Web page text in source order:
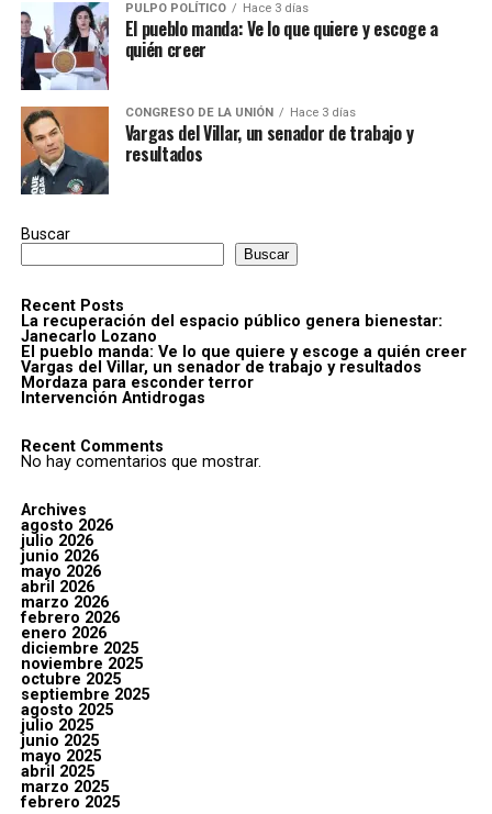
PULPO POLÍTICO Hace 3 días
El pueblo manda: Ve lo que quiere y escoge a
quién creer
CONGRESO DE LA UNIÓN Hace 3 días
Vargas del Villar, un senador de trabajo y
resultados
Buscar
Buscar
Recent Posts
La recuperación del espacio público genera bienestar:
Janecarlo Lozano
El pueblo manda: Ve lo que quiere y escoge a quién creer
Vargas del Villar, un senador de trabajo y resultados
Mordaza para esconder terror
Intervención Antidrogas
Recent Comments
No hay comentarios que mostrar.
Archives
agosto 2026
julio 2026
junio 2026
mayo 2026
abril 2026
marzo 2026
febrero 2026
enero 2026
diciembre 2025
noviembre 2025
octubre 2025
septiembre 2025
agosto 2025
julio 2025
junio 2025
mayo 2025
abril 2025
marzo 2025
febrero 2025